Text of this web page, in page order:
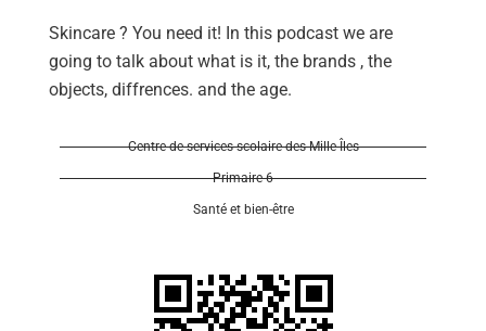
Skincare ? You need it! In this podcast we are
going to talk about what is it, the brands , the
objects, diffrences. and the age.
Centre de services scolaire des Mille-Îles
Primaire 6
Santé et bien-être